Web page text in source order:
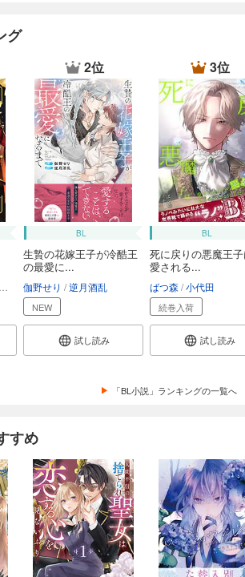
グ
2位
BL
生贄の花嫁王子が冷酷王
の最愛に...
伽野せり 逆月酒乱
NEW
試し読み
3位
BL
死に戻りの悪魔王
愛される...
ばつ森 小代田
続巻入荷
試し読み
「BL小説」ランキングの一覧へ
すめ